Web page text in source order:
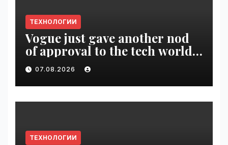
ТЕХНОЛОГИИ
Vogue just gave another nod
of approval to the tech world |
VseTime.ru
07.08.2026
ТЕХНОЛОГИИ